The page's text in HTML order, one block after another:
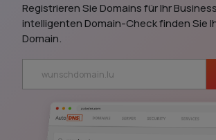
Registrieren Sie Domains für Ihr
intelligenten Domain-Check finden Sie
Domain.